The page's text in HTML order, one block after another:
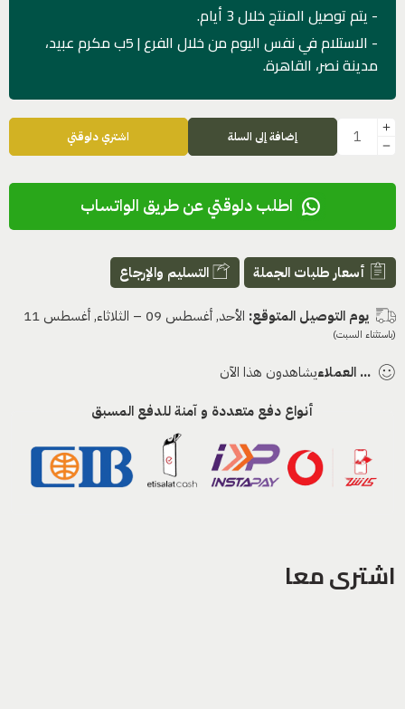
- يتم توصيل المنتج خلال 3 أيام.
- الاستلام في نفس اليوم من خلال الفرع | 5ب مكرم عبيد،
مدينة نصر، القاهرة.
إضافة إلى السلة اشتري دلوقتي
اطلب دلوقتي عن طريق الواتساب
أسعار طلبات الجملة التسليم والإرجاع
يوم التوصيل المتوقع: الأحد, أغسطس 09 – الثلاثاء, أغسطس 11
(باستثناء السبت)
... العملاءيشاهدون هذا الآن
أنواع دفع متعددة و آمنة للدفع المسبق
اشترى معا